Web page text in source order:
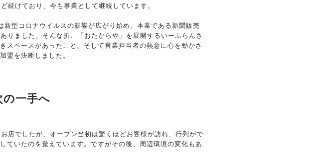
続けており、今も事業として継続しています。
型コロナウイルスの影響が広がり始め、本業である新聞販売
りました。そんな折、「おたからや」を展開するいーふらんさ
スペースがあったこと、そして営業担当者の熱意に心を動かさ
盟を決断しました。
の一手へ
店でしたが、オープン当初は驚くほどお客様が訪れ、行列がで
ていたのを覚えています。ですがその後、周辺環境の変化もあ